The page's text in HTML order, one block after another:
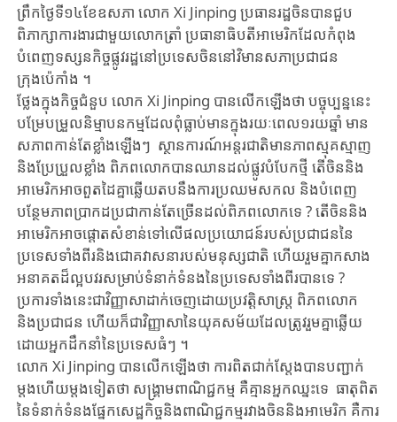
ព្រឹកថ្ងៃទី១៤​ខែឧសភា ​លោក Xi ​Jinping ​ប្រធានរដ្ឋចិន​បាន​ជួប
ពិភាក្សា​ការងារ​ជាមួយ​លោកត្រាំ ​ប្រធានាធិបតី​អាមេរិក​ដែល​កំពុង​
បំពេញទស្សនកិច្ច​ផ្លូវរដ្ឋ​នៅប្រទេសចិន​នៅវិមាន​សភា​ប្រជាជន​
ក្រុងប៉េកាំង ។
ថ្លែង​ក្នុ​ង​កិច្ច​ជំនួប លោក Xi Jinping បាន​លើក​ឡើង​ថា បច្ចុប្បន្ន​នេះ
បម្រែបម្រួល​និម្មាបនកម្មដែល​ពុំធ្លាប់មានក្នុង​រយៈពេល​១រយឆ្នាំ មាន​
សភាពកាន់តែ​ខ្លាំងឡើងៗ​ ស្ថានការណ៍​អន្តរជាតិមាន​ភាពស្មុគស្មាញ
និង​ប្រែប្រួលខ្លាំង​ ពិភពលោក​បាន​ឈាន​ដល់​ផ្លូវបំបែក​ថ្មី តើ​ចិននិង​
អាមេរិក​អាច​ពួតដៃគ្នា​ឆ្លើយ​តប​នឹង​ការប្រឈម​​សកល​ និង​បំពេញ
បន្ថែម​ភាពប្រាកដប្រជា​កាន់​តែ​ច្រើន​ដល់​ពិភពលោក​ទេ ? តើចិននិង​
អាមេរិក​អាច​ផ្តោតសំខាន់​ទៅលើ​ផល​ប្រយោជន៍​របស់​ប្រជាជន​នៃ​
ប្រទេសទាំងពីរនិង​ជោគវាសនា​របស់​មនុស្សជាតិ​ ហើយ​រួម​គ្នាកសាង​​
អនាគត​ដ៏ល្អបវរសម្រាប់​​ទំនាក់ទំនង​នៃ​ប្រទេស​ទាំង​ពីរ​បាន​ទេ ?
ប្រការ​ទាំង​នេះ​ជា​វិញ្ញាសាដាក់​ចេញដោយ​​​ប្រវត្តិសាស្ត្រ​ ​ពិភពលោក
និងប្រជាជន​ ហើយ​ក៏ជា​​វិញ្ញាសានៃយុគសម័យ​ដែល​ត្រូវរួម​គ្នា​ឆ្លើយ​
ដោយ​​អ្នក​ដឹក​នាំនៃ​ប្រទេស​ធំ​ៗ ។
លោក Xi Jinping បានលើកឡើងថា ការ​ពិត​ជាក់ស្តែង​បាន​បញ្ជាក់​
ម្តង​ហើយ​ម្ត​ងទៀត​ថា សង្គ្រាមពាណិជ្ជកម្ម គឺគ្មានអ្នកឈ្នះទេ ធាតុពិត​
នៃទំនាក់ទំនង​ផ្នែក​សេដ្ឋកិច្ច​និង​ពាណិជ្ជកម្ម​រវាង​ចិននិង​អាមេរិក​ គឺការ​​